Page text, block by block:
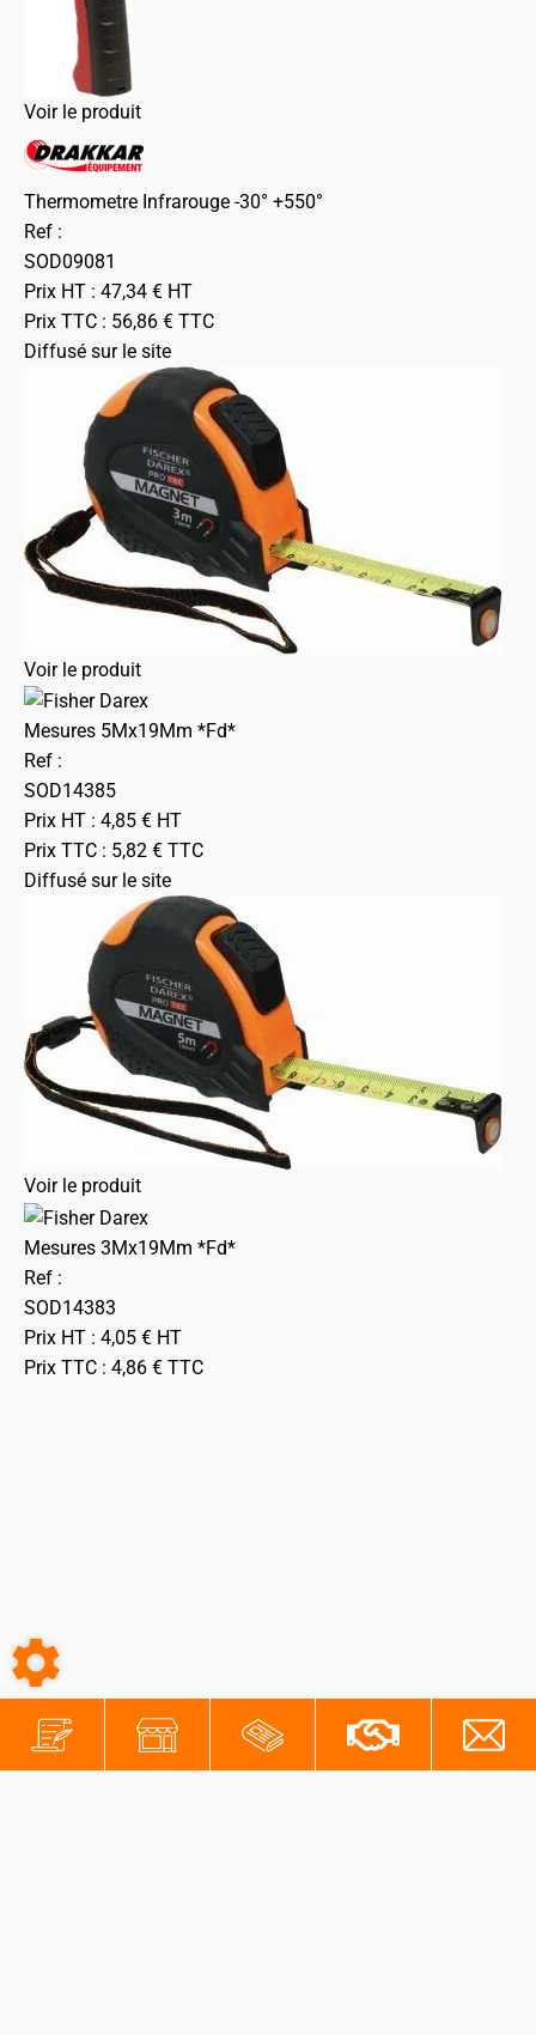
Voir le produit
Thermometre Infrarouge -30° +550°
Ref :
SOD09081
Prix HT : 47,34 € HT
Prix TTC : 56,86 € TTC
Diffusé sur le site
Voir le produit
Mesures 5Mx19Mm *Fd*
Ref :
SOD14385
Prix HT : 4,85 € HT
Prix TTC : 5,82 € TTC
Diffusé sur le site
Voir le produit
Mesures 3Mx19Mm *Fd*
Ref :
SOD14383
Prix HT : 4,05 € HT
Prix TTC : 4,86 € TTC